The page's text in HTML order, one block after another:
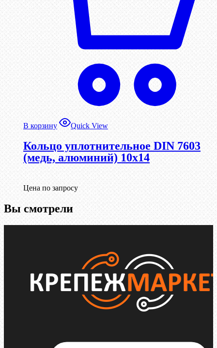
В корзину Quick View
Кольцо уплотнительное DIN 7603
(медь, алюминий) 10х14
Цена по запросу
Вы смотрели